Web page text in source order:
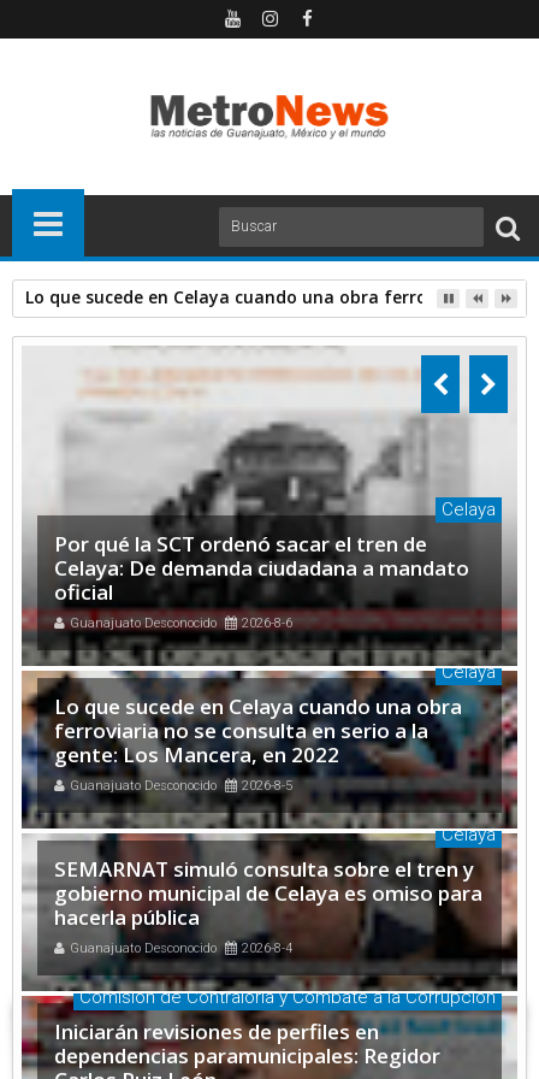
SEMARNAT simuló consulta sobre el tren y gobierno
Celaya
Por qué la SCT ordenó sacar el tren de
Celaya: De demanda ciudadana a mandato
oficial
Guanajuato Desconocido 2026-8-6
Celaya
Lo que sucede en Celaya cuando una obra
ferroviaria no se consulta en serio a la
gente: Los Mancera, en 2022
Guanajuato Desconocido 2026-8-5
Celaya
SEMARNAT simuló consulta sobre el tren y
gobierno municipal de Celaya es omiso para
hacerla pública
Guanajuato Desconocido 2026-8-4
Comisión de Contraloría y Combate a la Corrupción
Iniciarán revisiones de perfiles en
dependencias paramunicipales: Regidor